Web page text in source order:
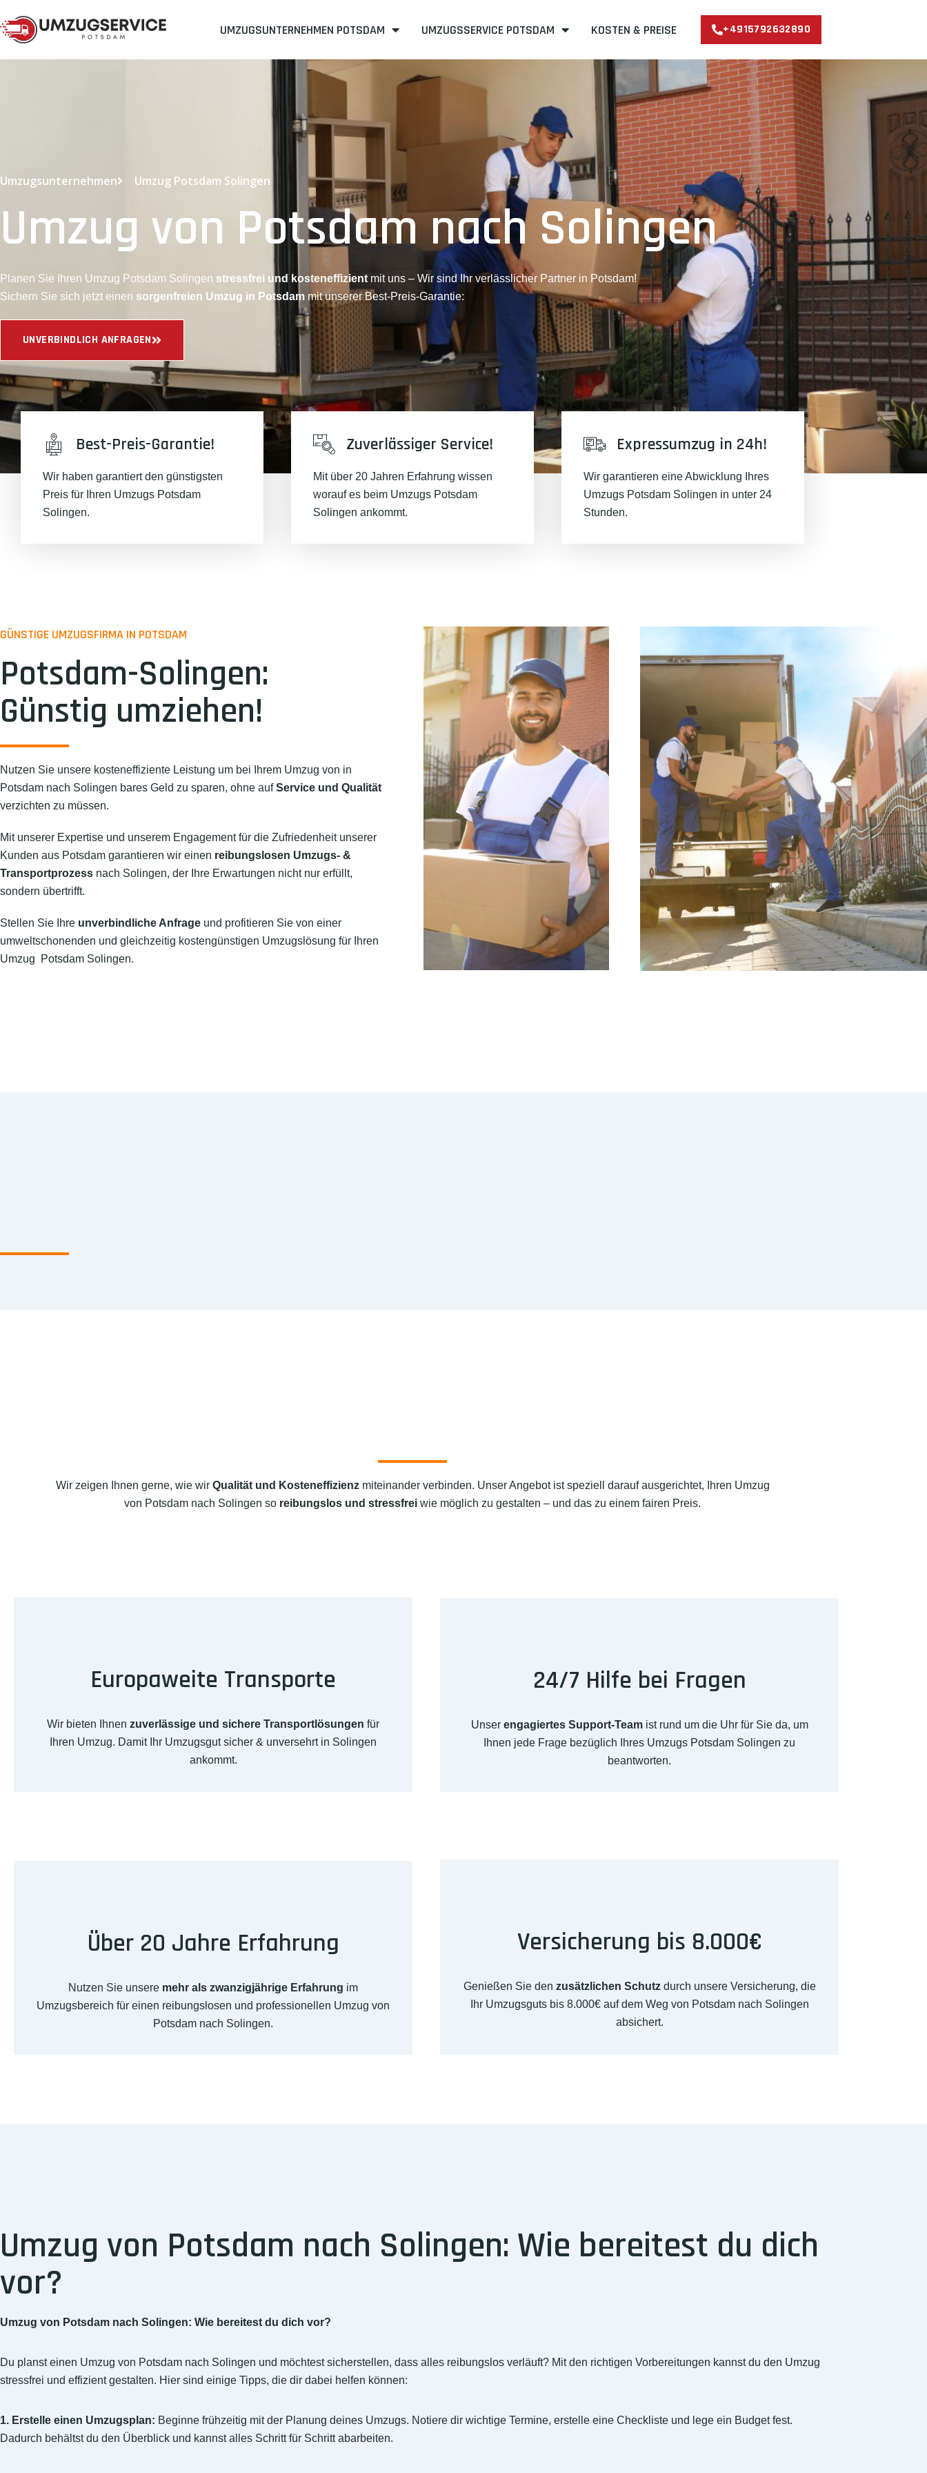
UMZUGSUNTERNEHMEN POTSDAM UMZUGSSERVICE POTSDAM KOSTEN & PREISE +4915792632890
Umzugsunternehmen Umzug Potsdam Solingen
Umzug von Potsdam nach Solingen
Planen Sie Ihren Umzug Potsdam Solingen stressfrei und kosteneffizient mit uns – Wir sind Ihr verlässlicher Partner in Potsdam!
Sichern Sie sich jetzt einen sorgenfreien Umzug in Potsdam mit unserer Best-Preis-Garantie:
UNVERBINDLICH ANFRAGEN
Best-Preis-Garantie!
Wir haben garantiert den günstigsten
Preis für Ihren Umzugs Potsdam
Solingen.
Zuverlässiger Service!
Mit über 20 Jahren Erfahrung wissen
worauf es beim Umzugs Potsdam
Solingen ankommt.
Expressumzug in 24h!
Wir garantieren eine Abwicklung Ihres
Umzugs Potsdam Solingen in unter 24
Stunden.
GÜNSTIGE UMZUGSFIRMA IN POTSDAM
Potsdam-Solingen:
Günstig umziehen!
Nutzen Sie unsere kosteneffiziente Leistung um bei Ihrem Umzug von in
Potsdam nach Solingen bares Geld zu sparen, ohne aufService und Qualität
verzichten zu müssen.
Mit unserer Expertise und unserem Engagement für die Zufriedenheit unserer
Kunden aus Potsdam garantieren wir einen reibungslosen Umzugs- &
Transportprozess nach Solingen, der Ihre Erwartungen nicht nur erfüllt,
sondern übertrifft.
Stellen Sie Ihre unverbindliche Anfrage und profitieren Sie von einer
umweltschonenden und gleichzeitig kostengünstigen Umzugslösung für Ihren
Umzug Potsdam Solingen.
Wir zeigen Ihnen gerne, wie wir Qualität und Kosteneffizienzmiteinander verbinden. Unser Angebot ist speziell darauf ausgerichtet, Ihren Umzug
von Potsdam nach Solingen so reibungslos und stressfrei wie möglich zu gestalten – und das zu einem fairen Preis.
Europaweite Transporte
Wir bieten Ihnen zuverlässige und sichere Transportlösungen für
Ihren Umzug. Damit Ihr Umzugsgut sicher & unversehrt in Solingen
ankommt.
24/7 Hilfe bei Fragen
Unser engagiertes Support-Teamist rund um die Uhr für Sie da, um
Ihnen jede Frage bezüglich Ihres Umzugs Potsdam Solingen zu
beantworten.
Über 20 Jahre Erfahrung
Nutzen Sie unsere mehr als zwanzigjährige Erfahrung im
Umzugsbereich für einen reibungslosen und professionellen Umzug von
Potsdam nach Solingen.
Versicherung bis 8.000€
Genießen Sie den zusätzlichen Schutzdurch unsere Versicherung, die
Ihr Umzugsguts bis 8.000€ auf dem Weg von Potsdam nach Solingen
absichert.
Umzug von Potsdam nach Solingen: Wie bereitest du dich
vor?
Umzug von Potsdam nach Solingen: Wie bereitest du dich vor?
Du planst einen Umzug von Potsdam nach Solingen und möchtest sicherstellen, dass alles reibungslos verläuft? Mit den richtigen Vorbereitungen kannst du den Umzug
stressfrei und effizient gestalten. Hier sind einige Tipps, die dir dabei helfen können:
1. Erstelle einen Umzugsplan: Beginne frühzeitig mit der Planung deines Umzugs. Notiere dir wichtige Termine, erstelle eine Checkliste und lege ein Budget fest.
Dadurch behältst du den Überblick und kannst alles Schritt für Schritt abarbeiten.